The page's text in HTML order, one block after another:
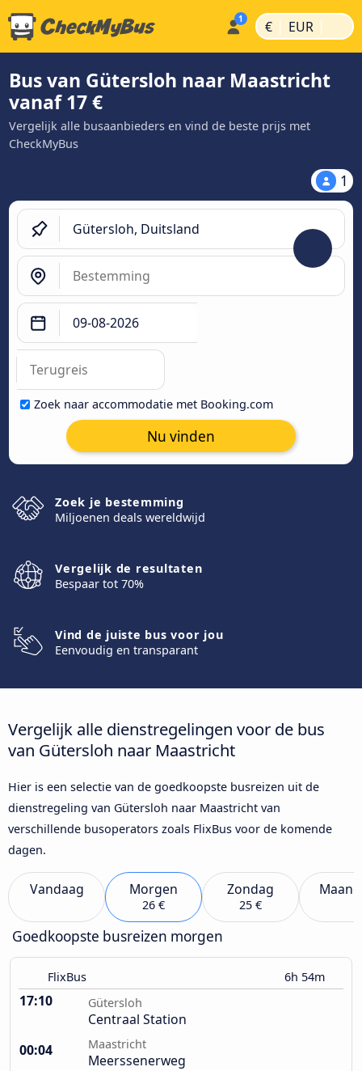
€ | EUR |
Bus van Gütersloh naar Maastricht
vanaf 17 €
Vergelijk alle busaanbieders en vind de beste prijs met
CheckMyBus
1
Zoek naar accommodatie met Booking.com
Nu vinden
Zoek je bestemming
Miljoenen deals wereldwijd
Vergelijk de resultaten
Bespaar tot 70%
Vind de juiste bus voor jou
Eenvoudig en transparant
Vergelijk alle dienstregelingen voor de bus
van Gütersloh naar Maastricht
Hier is een selectie van de goedkoopste busreizen uit de
dienstregeling van Gütersloh naar Maastricht van
verschillende busoperators zoals FlixBus voor de komende
dagen.
Vandaag Morgen
26 €
Zondag
25 €
Goedkoopste busreizen morgen
FlixBus 6h 54m
17:10 Gütersloh
Centraal Station
00:04
Maastricht
Meerssenerweg